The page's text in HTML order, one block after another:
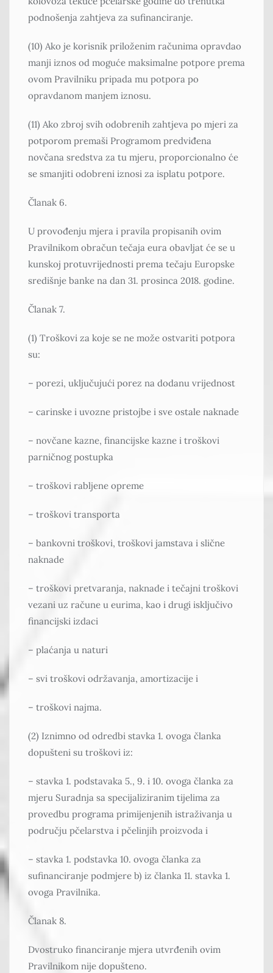
podnošenja zahtjeva za sufinanciranje.
(10) Ako je korisnik priloženim računima opravdao
manji iznos od moguće maksimalne potpore prema
ovom Pravilniku pripada mu potpora po
opravdanom manjem iznosu.
(11) Ako zbroj svih odobrenih zahtjeva po mjeri za
potporom premaši Programom predviđena
novčana sredstva za tu mjeru, proporcionalno će
se smanjiti odobreni iznosi za isplatu potpore.
Članak 6.
U provođenju mjera i pravila propisanih ovim
Pravilnikom obračun tečaja eura obavljat će se u
kunskoj protuvrijednosti prema tečaju Europske
središnje banke na dan 31. prosinca 2018. godine.
Članak 7.
(1) Troškovi za koje se ne može ostvariti potpora
su:
– porezi, uključujući porez na dodanu vrijednost
– carinske i uvozne pristojbe i sve ostale naknade
– novčane kazne, financijske kazne i troškovi
parničnog postupka
– troškovi rabljene opreme
– troškovi transporta
– bankovni troškovi, troškovi jamstava i slične
naknade
– troškovi pretvaranja, naknade i tečajni troškovi
vezani uz račune u eurima, kao i drugi isključivo
financijski izdaci
– plaćanja u naturi
– svi troškovi održavanja, amortizacije i
– troškovi najma.
(2) Iznimno od odredbi stavka 1. ovoga članka
dopušteni su troškovi iz:
– stavka 1. podstavaka 5., 9. i 10. ovoga članka za
mjeru Suradnja sa specijaliziranim tijelima za
provedbu programa primijenjenih istraživanja u
području pčelarstva i pčelinjih proizvoda i
– stavka 1. podstavka 10. ovoga članka za
sufinanciranje podmjere b) iz članka 11. stavka 1.
ovoga Pravilnika.
Članak 8.
Dvostruko financiranje mjera utvrđenih ovim
Pravilnikom nije dopušteno.